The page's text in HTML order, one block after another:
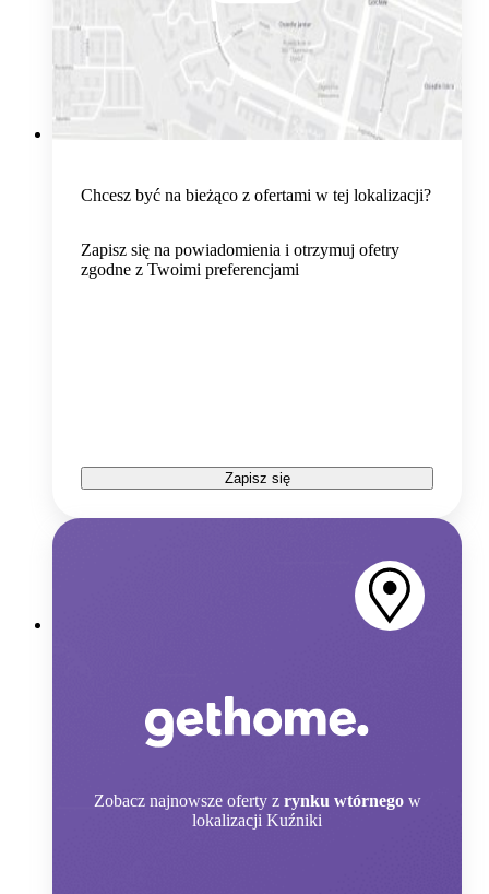
Chcesz być na bieżąco z ofertami w tej lokalizacji?
Zapisz się na powiadomienia i otrzymuj ofetry
zgodne z Twoimi preferencjami
Zapisz się
Zobacz najnowsze oferty z rynku wtórnego w
lokalizacji Kuźniki